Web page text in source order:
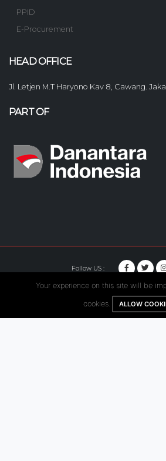
PPID
E-Procurement
HEAD OFFICE
Jl. Letjen M.T Haryono Kav 8, Cawang.
PART OF
Follow US :
© Copyright 2020. Hutama Karya All
Your experience on this site will be
cookies. ALLOW